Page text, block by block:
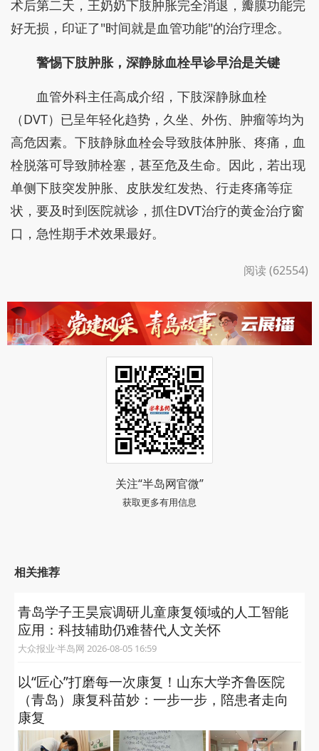
术后第二天，王奶奶下肢肿胀完全消退，瓣膜功能完
好无损，印证了"时间就是血管功能"的治疗理念。
警惕下肢肿胀，深静脉血栓早诊早治是关键
血管外科主任高成介绍，下肢深静脉血栓
（DVT）已呈年轻化趋势，久坐、外伤、肿瘤等均为
高危因素。下肢静脉血栓会导致肢体肿胀、疼痛，血
栓脱落可导致肺栓塞，甚至危及生命。因此，若出现
单侧下肢突发肿胀、皮肤发红发热、行走疼痛等症
状，要及时到医院就诊，抓住DVT治疗的黄金治疗窗
口，急性期手术效果最好。
阅读 (62554)
关注“半岛网官微”
获取更多有用信息
相关推荐
青岛学子王昊宸调研儿童康复领域的人工智能
应用：科技辅助仍难替代人文关怀
大众报业·半岛网 2026-08-05 16:59
以“匠心”打磨每一次康复！山东大学齐鲁医院
（青岛）康复科苗妙：一步一步，陪患者走向
康复